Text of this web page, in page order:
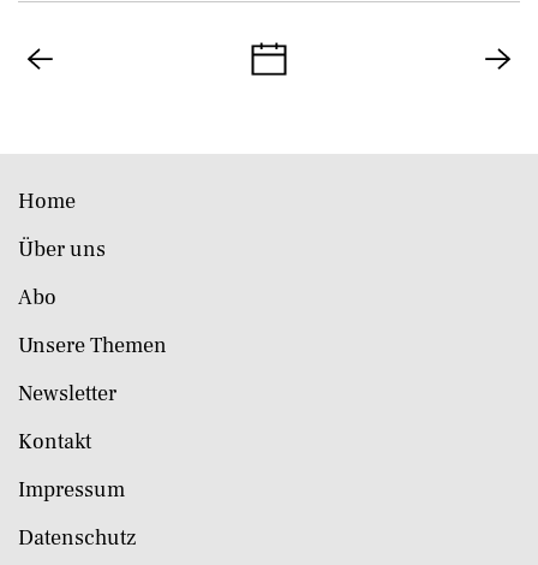
Home
Über uns
Abo
Unsere Themen
Newsletter
Kontakt
Impressum
Datenschutz